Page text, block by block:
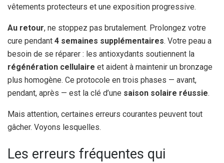
vêtements protecteurs et une exposition progressive.
Au retour, ne stoppez pas brutalement. Prolongez votre
cure pendant 4 semaines supplémentaires. Votre peau a
besoin de se réparer : les antioxydants soutiennent la
régénération cellulaire et aident à maintenir un bronzage
plus homogène. Ce protocole en trois phases — avant,
pendant, après — est la clé d’une saison solaire réussie.
Mais attention, certaines erreurs courantes peuvent tout
gâcher. Voyons lesquelles.
Les erreurs fréquentes qui